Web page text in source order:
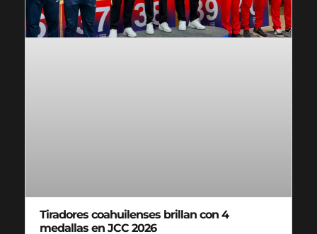
Tiradores coahuilenses brillan con 4
medallas en JCC 2026